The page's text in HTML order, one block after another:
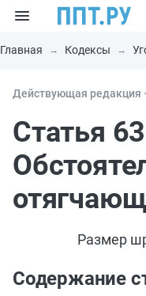
Главная Кодексы
Действующая редакция ⸱
Статья
Размер
Содержание